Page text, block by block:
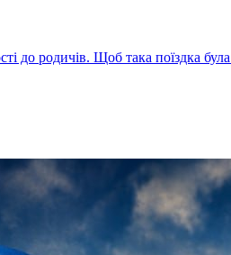
до родичів. Щоб така поїздка